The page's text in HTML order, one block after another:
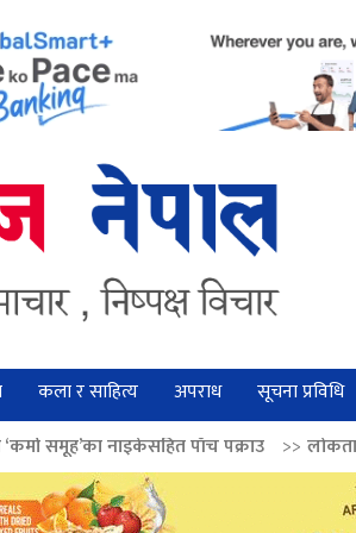
कला र साहित्य अपराध सूचना प्रविधि
पाँच पक्राउ >>लोकतान्त्रिक मूल्य सुदृढ